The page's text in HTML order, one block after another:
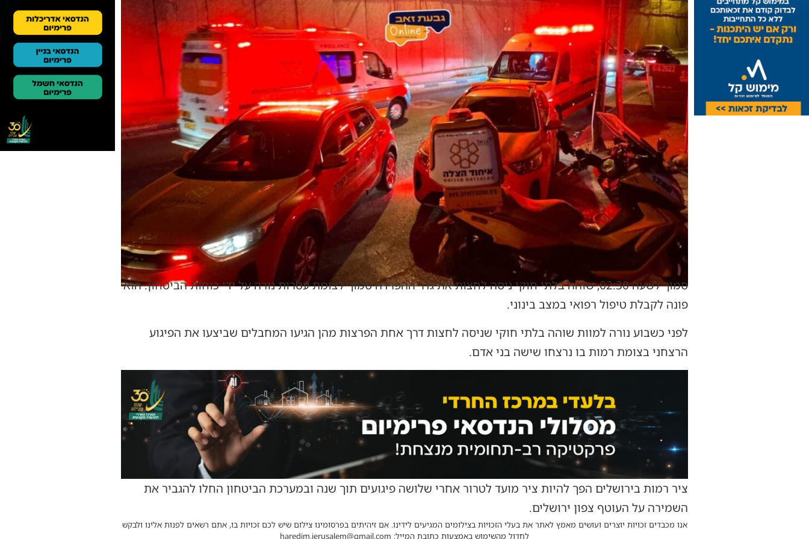
סמוך לשעה 02:30, שוהה בלתי חוקי ניסה לחצות את גדר ההפרדה סמוך לצומת עטרות נורה על ידי כוחות הביטחון. הוא
פונה לקבלת טיפול רפואי במצב בינוני.
לפני כשבוע נורה למוות שוהה בלתי חוקי שניסה לחצות דרך אחת הפרצות מהן הגיעו המחבלים שביצעו את הפיגוע
הרצחני בצומת רמות בו נרצחו שישה בני אדם.
ציר רמות בירושלים הפך להיות ציר מועד לטרור אחרי שלושה פיגועים תוך שנה ובמערכת הביטחון החלו להגביר את
השמירה על העוטף צפון ירושלים.
אנו מכבדים זכויות יוצרים ועושים מאמץ לאתר את בעלי הזכויות בצילומים המגיעים לידינו. אם זיהיתים בפרסומינו צילום שיש לכם זכויות בו, אתם רשאים לפנות אלינו ולבקש
לחדול מהשימוש באמצעות כתובת המייל: haredim.jerusalem@gmail.com